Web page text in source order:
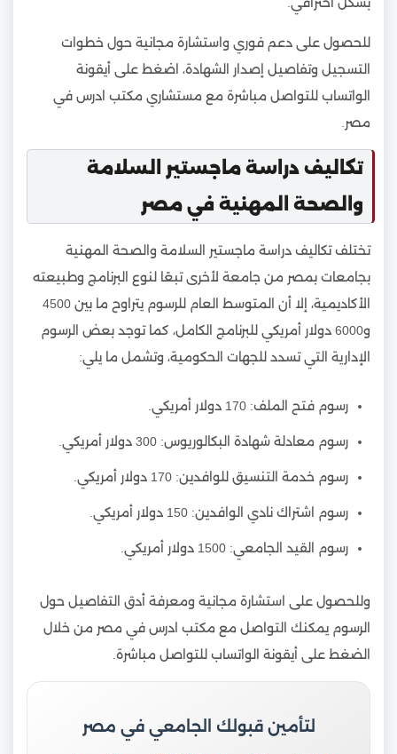
للحصول على دعم فوري واستشارة مجانية حول خطوات
التسجيل وتفاصيل إصدار الشهادة، اضغط على أيقونة
الواتساب للتواصل مباشرة مع مستشاري مكتب ادرس في
مصر.
تكاليف دراسة ماجستير السلامة
والصحة المهنية في مصر
تختلف تكاليف دراسة ماجستير السلامة والصحة المهنية
بجامعات بمصر من جامعة لأخرى تبعًا لنوع البرنامج وطبيعته
الأكاديمية، إلا أن المتوسط العام للرسوم يتراوح ما بين 4500
و6000 دولار أمريكي للبرنامج الكامل، كما توجد بعض الرسوم
الإدارية التي تسدد للجهات الحكومية، وتشمل ما يلي:
رسوم فتح الملف: 170 دولار أمريكي.
رسوم معادلة شهادة البكالوريوس: 300 دولار أمريكي.
رسوم خدمة التنسيق للوافدين: 170 دولار أمريكي.
رسوم اشتراك نادي الوافدين: 150 دولار أمريكي.
رسوم القيد الجامعي: 1500 دولار أمريكي.
وللحصول على استشارة مجانية ومعرفة أدق التفاصيل حول
الرسوم يمكنك التواصل مع مكتب ادرس في مصر من خلال
الضغط على أيقونة الواتساب للتواصل مباشرة.
لتأمين قبولك الجامعي في مصر